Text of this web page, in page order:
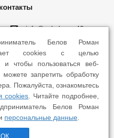
info@yokohama43.ru
Ломоносова 5Б
Профсоюзная 7А
- Шины Диски Сервис
Белов Роман
cookies с целью
и чтобы пользоваться веб-
запретить обработку
Пожалуйста, ознакомьтесь
cookies . Читайте подробнее,
Белов Роман
персональные данные
ОК